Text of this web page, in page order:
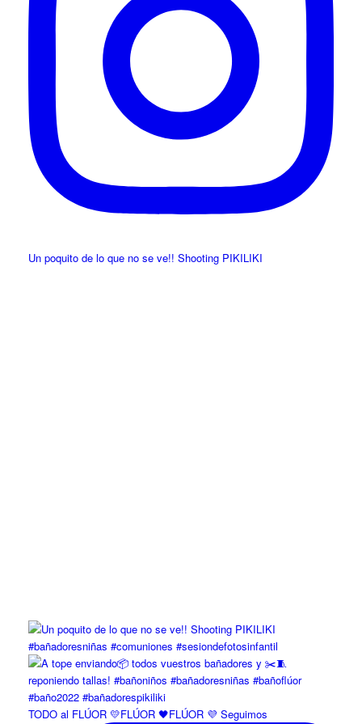
Un poquito de lo que no se ve!! Shooting PIKILIKI
TODO al FLÚOR 💛FLÚOR 🖤FLÚOR 💜 Seguimos